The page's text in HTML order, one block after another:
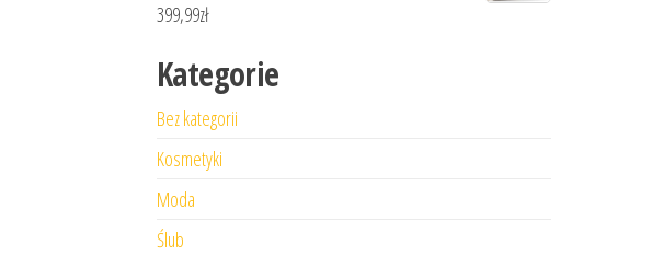
399,99zł
Kategorie
Bez kategorii
Kosmetyki
Moda
Ślub